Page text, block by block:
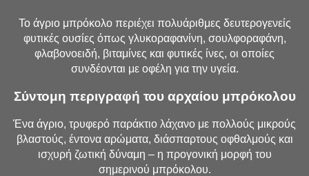
Το άγριο μπρόκολο περιέχει πολυάριθμες δευτερογενείς
φυτικές ουσίες όπως γλυκοραφανίνη, σουλφοραφάνη,
φλαβονοειδή, βιταμίνες και φυτικές ίνες, οι οποίες
συνδέονται με οφέλη για την υγεία.
Σύντομη περιγραφή του αρχαίου μπρόκολου
Ένα άγριο, τρυφερό παράκτιο λάχανο με πολλούς μικρούς
βλαστούς, έντονα αρώματα, διάσπαρτους οφθαλμούς και
ισχυρή ζωτική δύναμη – η προγονική μορφή του
σημερινού μπρόκολου.